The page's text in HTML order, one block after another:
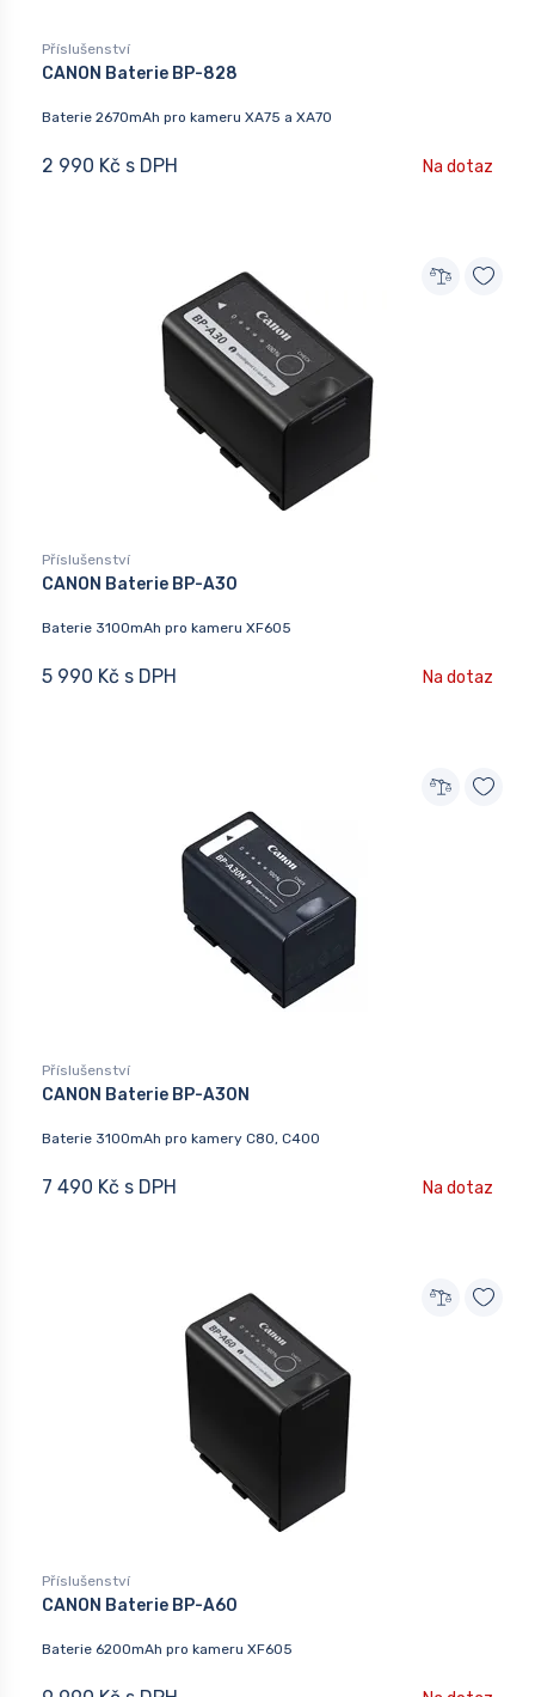
Příslušenství
CANON Baterie BP-828
Baterie 2670mAh pro kameru XA75 a XA70
2 990 Kč s DPH Na dotaz
Příslušenství
CANON Baterie BP-A30
Baterie 3100mAh pro kameru XF605
5 990 Kč s DPH Na dotaz
Příslušenství
CANON Baterie BP-A30N
Baterie 3100mAh pro kamery C80, C400
7 490 Kč s DPH Na dotaz
Příslušenství
CANON Baterie BP-A60
Baterie 6200mAh pro kameru XF605